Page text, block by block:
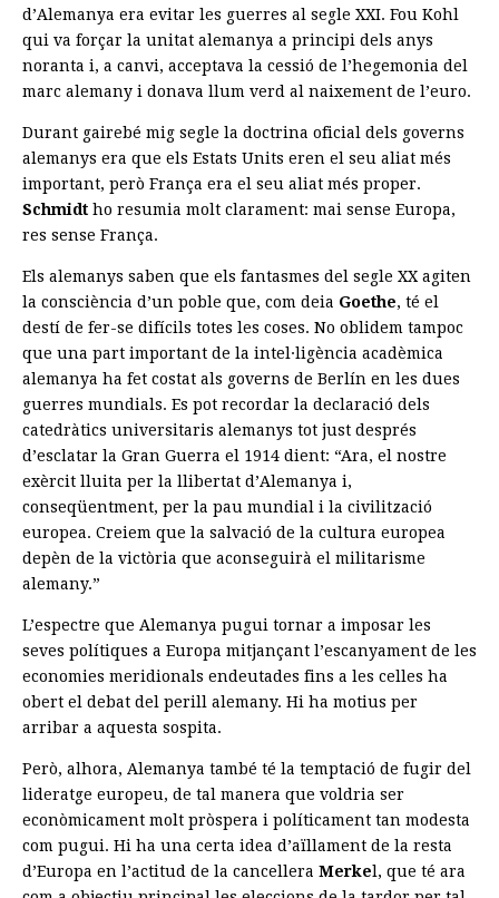
d’Alemanya era evitar les guerres al segle XXI. Fou Kohl
qui va forçar la unitat alemanya a principi dels anys
noranta i, a canvi, acceptava la cessió de l’hegemonia del
marc alemany i donava llum verd al naixement de l’euro.
Durant gairebé mig segle la doctrina oficial dels governs
alemanys era que els Estats Units eren el seu aliat més
important, però França era el seu aliat més proper.
Schmidt ho resumia molt clarament: mai sense Europa,
res sense França.
Els alemanys saben que els fantasmes del segle XX agiten
la consciència d’un poble que, com deia Goethe, té el
destí de fer-se difícils totes les coses. No oblidem tampoc
que una part important de la intel·ligència acadèmica
alemanya ha fet costat als governs de Berlín en les dues
guerres mundials. Es pot recordar la declaració dels
catedràtics universitaris alemanys tot just després
d’esclatar la Gran Guerra el 1914 dient: “Ara, el nostre
exèrcit lluita per la llibertat d’Alemanya i,
conseqüentment, per la pau mundial i la civilització
europea. Creiem que la salvació de la cultura europea
depèn de la victòria que aconseguirà el militarisme
alemany.”
L’espectre que Alemanya pugui tornar a imposar les
seves polítiques a Europa mitjançant l’escanyament de les
economies meridionals endeutades fins a les celles ha
obert el debat del perill alemany. Hi ha motius per
arribar a aquesta sospita.
Però, alhora, Alemanya també té la temptació de fugir del
lideratge europeu, de tal manera que voldria ser
econòmicament molt pròspera i políticament tan modesta
com pugui. Hi ha una certa idea d’aïllament de la resta
d’Europa en l’actitud de la cancellera Merkel, que té ara